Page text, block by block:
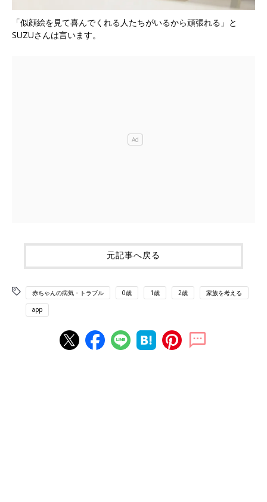
「似顔絵を見て喜んでくれる人たちがいるから頑張れる」と
SUZUさんは言います。
元記事へ戻る
赤ちゃんの病気・トラブル 0歳 1歳 2歳 家族を考える
app